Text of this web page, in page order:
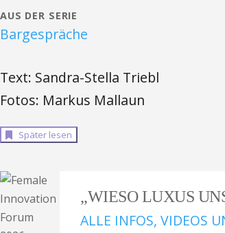
AUS DER SERIE
Bargespräche
Text: Sandra-Stella Triebl
Fotos: Markus Mallaun
Später lesen
„WIESO LUXUS
ALLE INFOS, VIDEOS